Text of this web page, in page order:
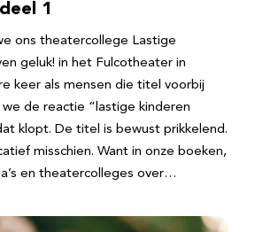
1
ons theatercollege Lastige
geluk! in het Fulcotheater in
keer als mensen die titel voorbij
we de reactie “lastige kinderen
klopt. De titel is bewust prikkelend.
misschien. Want in onze boeken,
en theatercolleges over…